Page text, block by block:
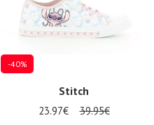
-40%
Stitch
23.97€ 39.95€